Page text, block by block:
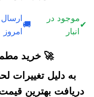
✔
موجود در
انبار
🚚
امروز
🚀 خرید
به دلیل تغییرات
دریافت بهترین